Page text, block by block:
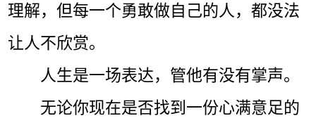
理解，但每一个勇敢做自己的人，都没法
让人不欣赏。
人生是一场表达，管他有没有掌声。
无论你现在是否找到一份心满意足的